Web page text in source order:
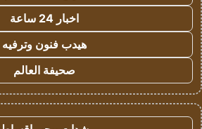
اخبار 24 ساعة
هيدب فنون وترفيه
صحيفة العالم